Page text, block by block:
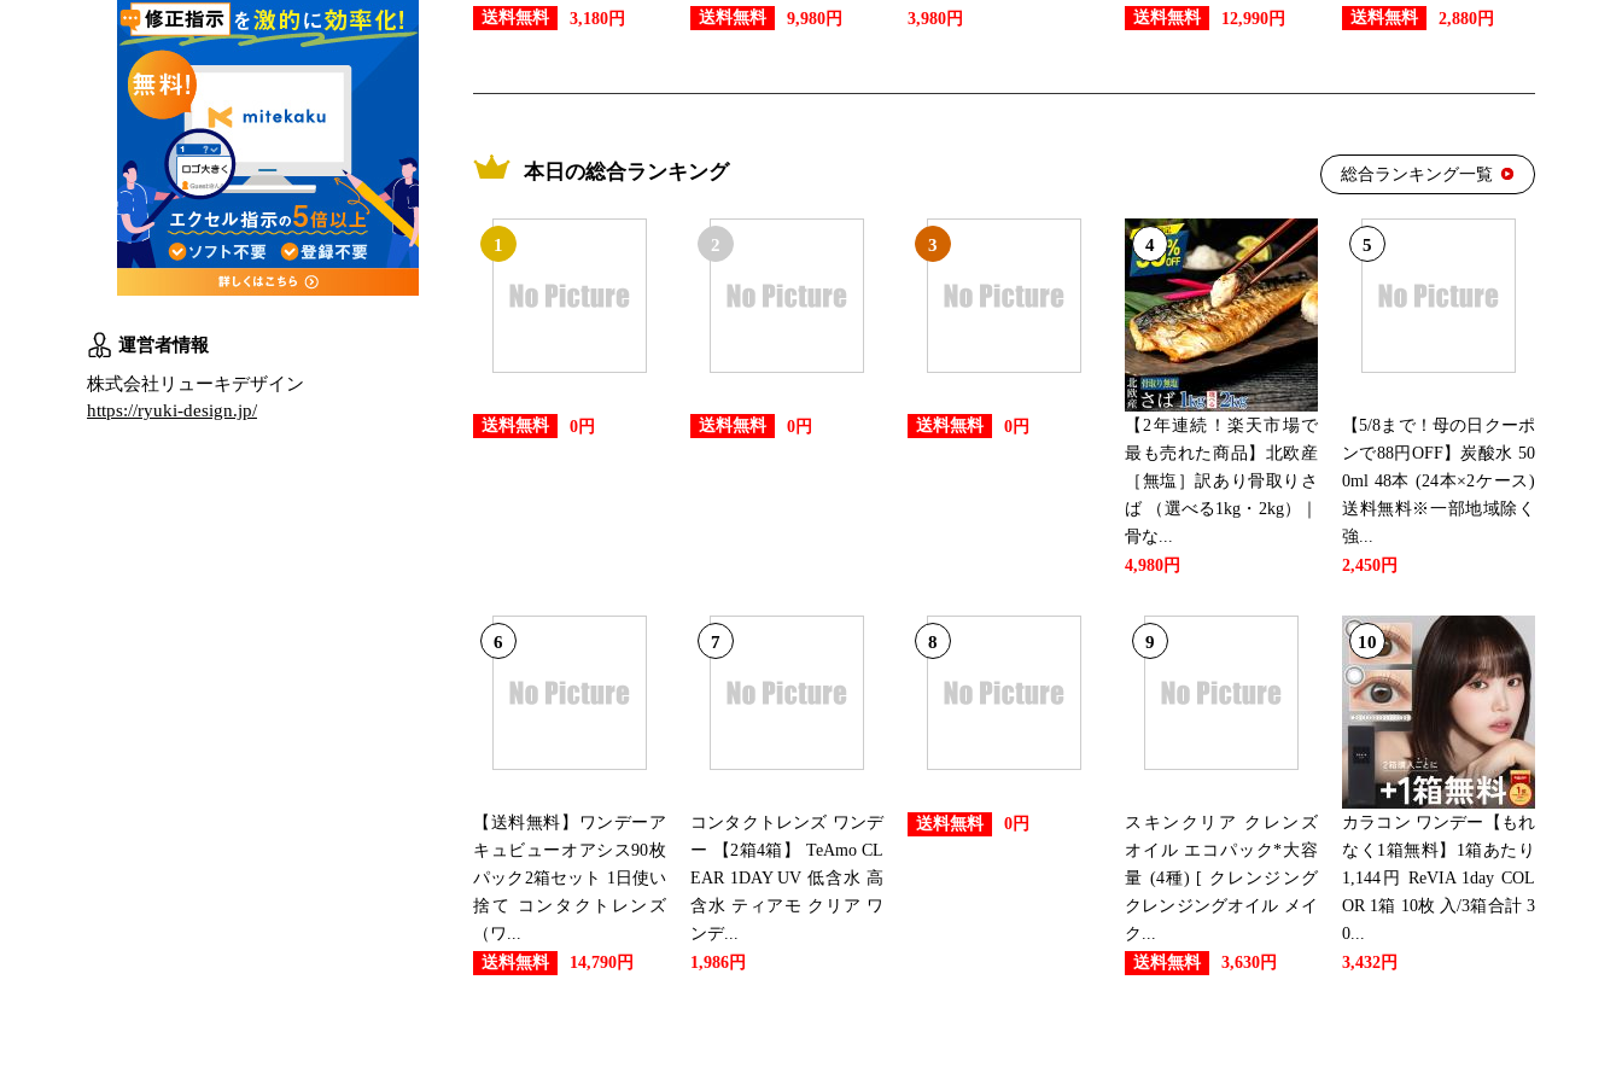
送料無料
3,180円
送料無料
9,980円
3,980円
送料無料
12,990円
送料無料
2,880円
本日の総合ランキング 総合ランキング一覧
1
送料無料 0円
2
送料無料 0円
3
送料無料 0円
4
【2年連続！楽天市場で
最も売れた商品】北欧産
［無塩］訳あり骨取りさ
ば （選べる1kg・2kg）｜
骨な...
4,980円
5
【5/8まで！母の日クーポ
ンで88円OFF】炭酸水 50
0ml 48本 (24本×2ケース)
送料無料※一部地域除く
強...
2,450円
6
【送料無料】ワンデーア
キュビューオアシス90枚
パック2箱セット 1日使い
捨て コンタクトレンズ
（ワ...
送料無料
14,790円
7
コンタクトレンズ ワンデ
ー 【2箱4箱】 TeAmo CL
EAR 1DAY UV 低含水 高
含水 ティアモ クリア ワ
ンデ...
1,986円
8
送料無料 0円
9
スキンクリア クレンズ
オイル エコパック*大容
量 (4種) [ クレンジング
クレンジングオイル メイ
ク...
送料無料
3,630円
10
カラコン ワンデー【もれ
なく1箱無料】1箱あたり
1,144円 ReVIA 1day COL
OR 1箱 10枚 入/3箱合計 3
0...
3,432円
運営者情報
株式会社リューキデザイン
https://ryuki-design.jp/